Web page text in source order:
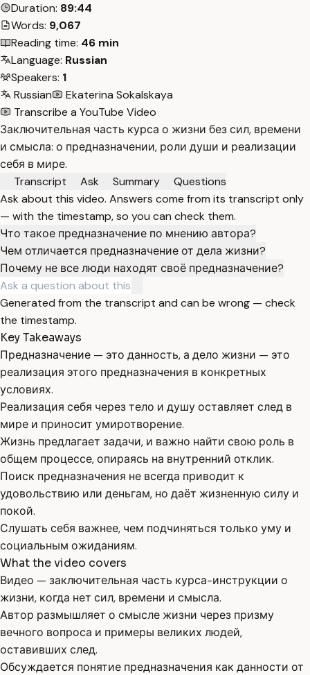
Duration: 89:44
Words: 9,067
Reading time: 46 min
Language: Russian
Speakers: 1
Russian
Ekaterina Sokalskaya
Transcribe a YouTube Video
Заключительная часть курса о жизни без сил, времени
и смысла: о предназначении, роли души и реализации
себя в мире.
Transcript
Ask Summary
Questions
Ask about this video. Answers come from its transcript only
— with the timestamp, so you can check them.
Что такое предназначение по мнению автора?
Чем отличается предназначение от дела жизни?
Почему не все люди находят своё предназначение?
Generated from the transcript and can be wrong — check
the timestamp.
Key Takeaways
Предназначение — это данность, а дело жизни — это
реализация этого предназначения в конкретных
условиях.
Реализация себя через тело и душу оставляет след в
мире и приносит умиротворение.
Жизнь предлагает задачи, и важно найти свою роль в
общем процессе, опираясь на внутренний отклик.
Поиск предназначения не всегда приводит к
удовольствию или деньгам, но даёт жизненную силу и
покой.
Слушать себя важнее, чем подчиняться только уму и
социальным ожиданиям.
What the video covers
Видео — заключительная часть курса-инструкции о
жизни, когда нет сил, времени и смысла.
Автор размышляет о смысле жизни через призму
вечного вопроса и примеры великих людей,
оставивших след.
Обсуждается понятие предназначения как данности от